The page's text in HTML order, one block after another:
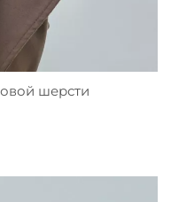
шерсти